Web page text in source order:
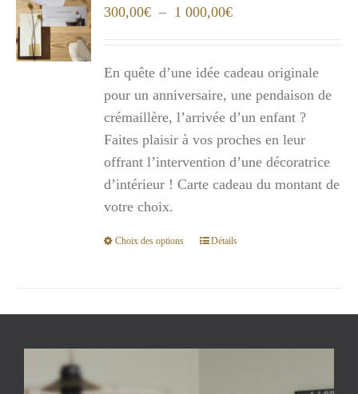
300,00€ – 1 000,00€Plage
300,00€
à
1
000,00€
En quête d’une idée cadeau originale
pour un anniversaire, une pendaison de
crémaillère, l’arrivée d’un enfant ?
Faites plaisir à vos proches en leur
offrant l’intervention d’une décoratrice
d’intérieur ! Carte cadeau du montant de
votre choix.
Choix des options
Ce
plusieurs
Détails